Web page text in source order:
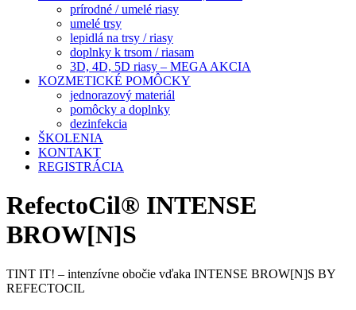
prírodné / umelé riasy
umelé trsy
lepidlá na trsy / riasy
doplnky k trsom / riasam
3D, 4D, 5D riasy – MEGA AKCIA
KOZMETICKÉ POMÔCKY
jednorazový materiál
pomôcky a doplnky
dezinfekcia
ŠKOLENIA
KONTAKT
REGISTRÁCIA
RefectoCil® INTENSE
BROW[N]S
TINT IT! – intenzívne obočie vďaka INTENSE BROW[N]S BY
REFECTOCIL